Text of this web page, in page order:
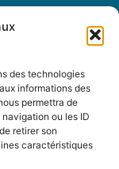
des technologies
informations des
permettra de
ou les ID
retirer son
caractéristiques